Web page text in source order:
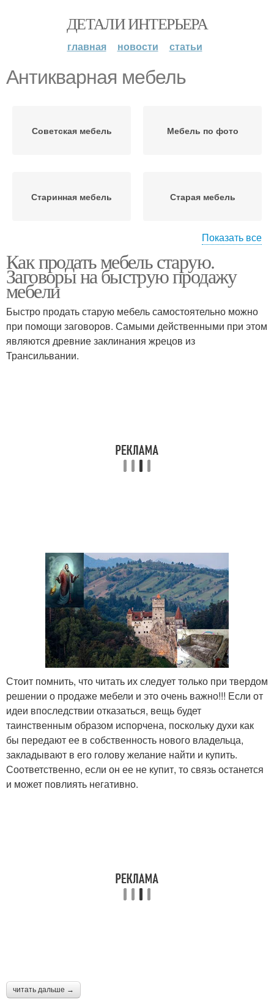
ДЕТАЛИ ИНТЕРЬЕРА
главная новости статьи
Антикварная мебель
Советская мебель Мебель по фото
Старинная мебель Старая мебель
Мебели из квартиры
Показать все
Как продать мебель старую.
Заговоры на быструю продажу
мебели
Быстро продать старую мебель самостоятельно можно
при помощи заговоров. Самыми действенными при этом
являются древние заклинания жрецов из
Трансильвании.
Стоит помнить, что читать их следует только при твердом
решении о продаже мебели и это очень важно!!! Если от
идеи впоследствии отказаться, вещь будет
таинственным образом испорчена, поскольку духи как
бы передают ее в собственность нового владельца,
закладывают в его голову желание найти и купить.
Соответственно, если он ее не купит, то связь останется
и может повлиять негативно.
читать дальше →